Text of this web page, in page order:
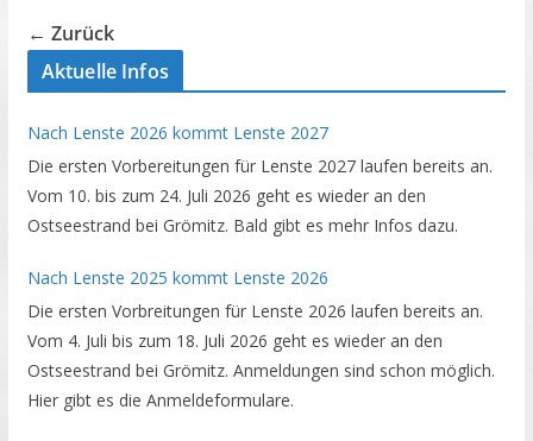
← Zurück
Aktuelle Infos
Nach Lenste 2026 kommt Lenste 2027
Die ersten Vorbereitungen für Lenste 2027 laufen bereits an.
Vom 10. bis zum 24. Juli 2026 geht es wieder an den
Ostseestrand bei Grömitz. Bald gibt es mehr Infos dazu.
Nach Lenste 2025 kommt Lenste 2026
Die ersten Vorbreitungen für Lenste 2026 laufen bereits an.
Vom 4. Juli bis zum 18. Juli 2026 geht es wieder an den
Ostseestrand bei Grömitz. Anmeldungen sind schon möglich.
Hier gibt es die Anmeldeformulare.